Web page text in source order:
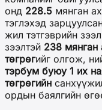
онд 228.5 мянган
тэглэхэд
жил тэтгэврийн
зээлтэй 238 мянган
төгрөгийг олгож,
тэрбум буюу 1 их
төгрөгийн
ордын баялгийн